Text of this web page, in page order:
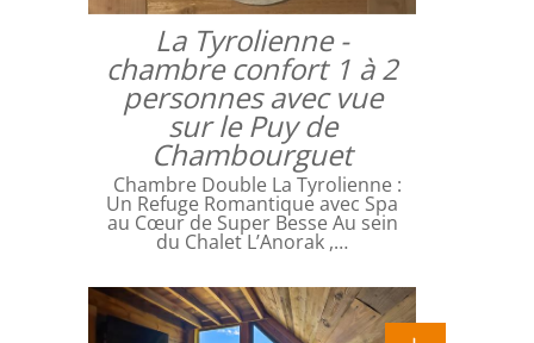
La Tyrolienne -
chambre confort 1 à 2
personnes avec vue
sur le Puy de
Chambourguet
Chambre Double La Tyrolienne :
Un Refuge Romantique avec Spa
au Cœur de Super Besse Au sein
du Chalet L’Anorak ,…